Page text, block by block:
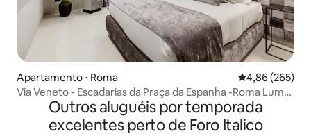
Apartamento ⋅ Roma 4,86 de uma
4,86 (265)
Via Veneto - Escadarias da Praça da Espanha -Roma Luma
Suite 29Outros aluguéis por temporada
excelentes perto de Foro Italico